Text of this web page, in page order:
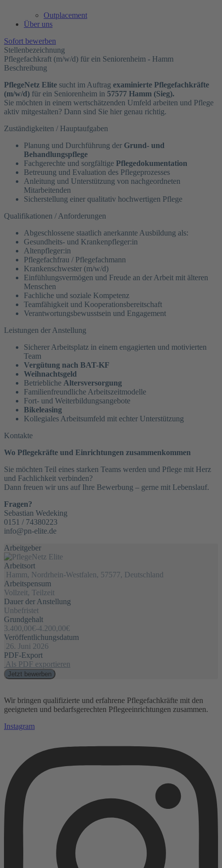
Outplacement
Über uns
Sofort bewerben
Stellenbezeichnung
Pflegefachkraft (m/w/d) für ein Seniorenheim - Hamm
Beschreibung
PflegeNetz Elite sucht im Auftrag examinierte Pflegefachkräfte
(m/w/d) für ein Seniorenheim in 57577 Hamm (Sieg).
Sie möchten in einem wertschätzenden Umfeld arbeiten und Pflege
aktiv mitgestalten? Dann sind Sie hier genau richtig.
Zuständigkeiten / Hauptaufgaben
Planung und Durchführung der Grund- und
Behandlungspflege
Fachgerechte und sorgfältige Pflegedokumentation
Betreuung und Evaluation des Pflegeprozesses
Anleitung und Unterstützung von nachgeordneten
Mitarbeitenden
Sicherstellung einer qualitativ hochwertigen Pflege
Qualifikationen / Anforderungen
Abgeschlossene staatlich anerkannte Ausbildung als:
Gesundheits- und Krankenpfleger:in
Altenpfleger:in
Pflegefachfrau / Pflegefachmann
Krankenschwester (m/w/d)
Einfühlungsvermögen und Freude an der Arbeit mit älteren
Menschen
Fachliche und soziale Kompetenz
Teamfähigkeit und Kooperationsbereitschaft
Verantwortungsbewusstsein und Engagement
Leistungen der Anstellung
Sicherer Arbeitsplatz in einem engagierten und motivierten
Team
Vergütung nach BAT-KF
Weihnachtsgeld
Betriebliche Altersversorgung
Familienfreundliche Arbeitszeitmodelle
Fort- und Weiterbildungsangebote
Bikeleasing
Kollegiales Arbeitsumfeld mit echter Unterstützung
Kontakte
Wo Pflegekräfte und Einrichtungen zusammenkommen
Sie möchten Teil eines starken Teams werden und Pflege mit Herz
und Fachlichkeit verbinden?
Dann freuen wir uns auf Ihre Bewerbung – gerne mit Lebenslauf.
Fragen?
Sebastian Wedeking
0151 / 74380223
info@pn-elite.de
Arbeitgeber
Arbeitsort
Hamm, Nordrhein-Westfalen, 57577, Deutschland
Arbeitspensum
Vollzeit, Teilzeit
Dauer der Anstellung
Unbefristet
Grundgehalt
3.400,00€-4.200,00€
Veröffentlichungsdatum
26. Juni 2026
PDF-Export
Als PDF exportieren
Jetzt bewerben
Wir bringen qualifizierte und erfahrene Pflegefachkräfte mit den
geeigneten und bedarfsgerechten Pflegeeinrichtungen zusammen.
Instagram